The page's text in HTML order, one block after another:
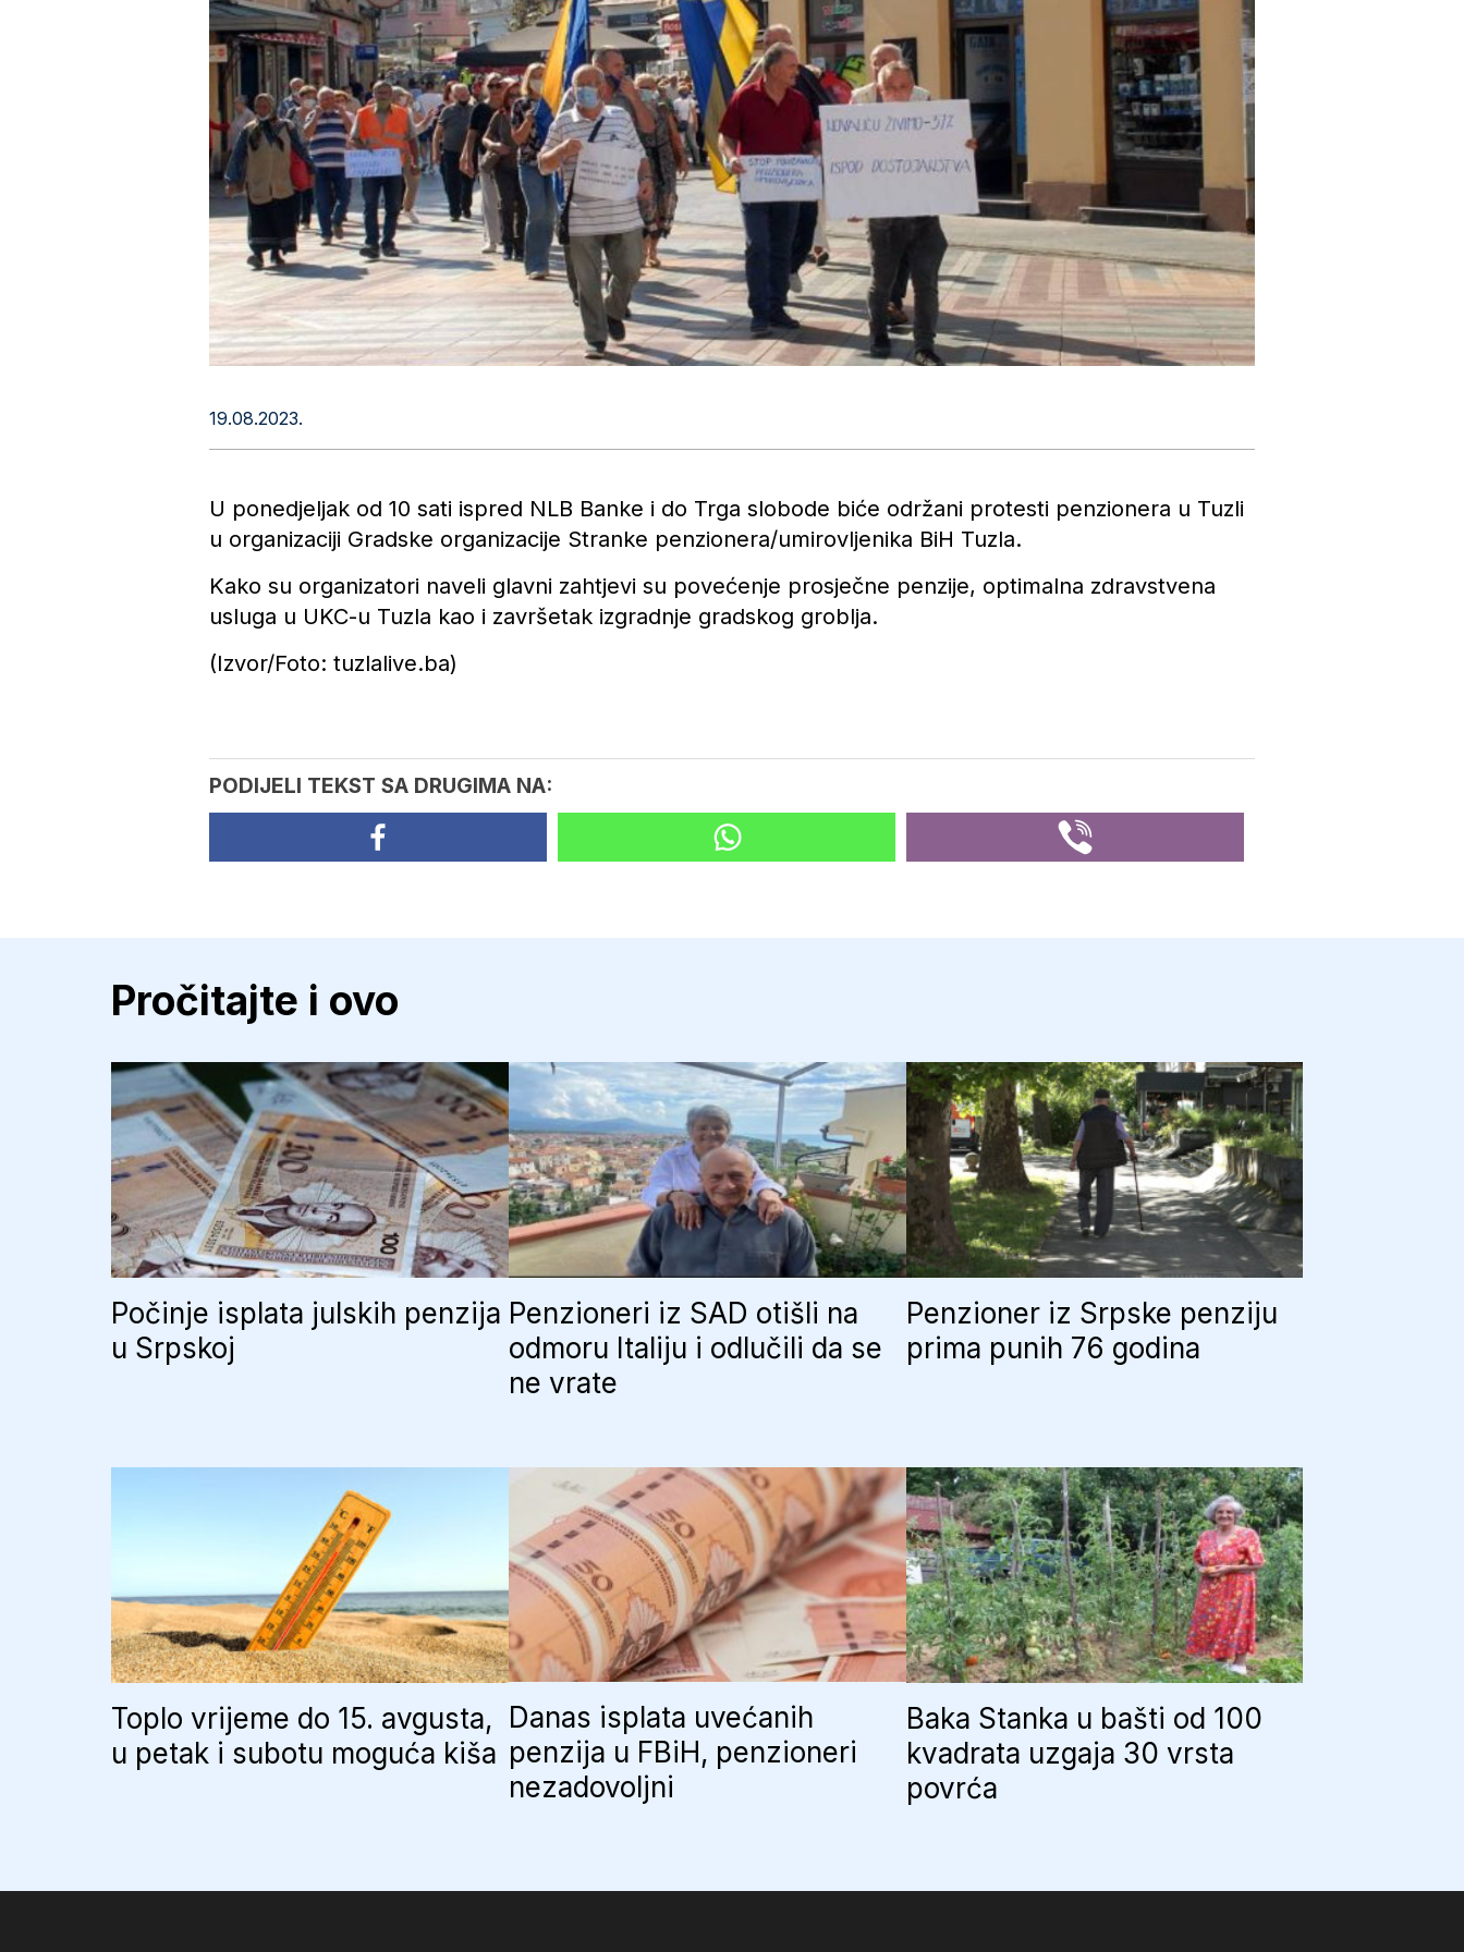
19.08.2023.
U ponedjeljak od 10 sati ispred NLB Banke i do Trga slobode biće održani protesti penzionera u Tuzli
u organizaciji Gradske organizacije Stranke penzionera/umirovljenika BiH Tuzla.
Kako su organizatori naveli glavni zahtjevi su povećenje prosječne penzije, optimalna zdravstvena
usluga u UKC-u Tuzla kao i završetak izgradnje gradskog groblja.
(Izvor/Foto: tuzlalive.ba)
PODIJELI TEKST SA DRUGIMA NA:
Pročitajte i ovo
Počinje isplata julskih penzija
u Srpskoj
Penzioneri iz SAD otišli na
odmoru Italiju i odlučili da se
ne vrate
Penzioner iz Srpske penziju
prima punih 76 godina
Toplo vrijeme do 15. avgusta,
u petak i subotu moguća kiša
Danas isplata uvećanih
penzija u FBiH, penzioneri
nezadovoljni
Baka Stanka u bašti od 100
kvadrata uzgaja 30 vrsta
povrća